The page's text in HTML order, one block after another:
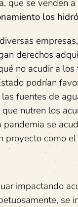
que se venden
los
derechos
no acudir a
podrían
fuentes de
nutren los
se
como
impactando
se